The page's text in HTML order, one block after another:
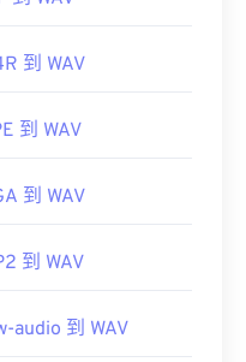
definition/12636/
到 WAV
到 WAV
到 WAV
到 WAV
audio 到 WAV